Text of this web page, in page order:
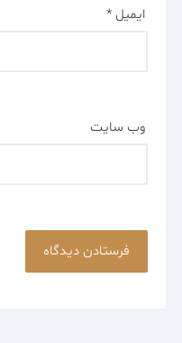
ایمیل*
وب‌ سایت